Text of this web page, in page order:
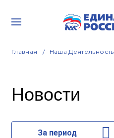
Главная Наша Деятельность
Новости
За период